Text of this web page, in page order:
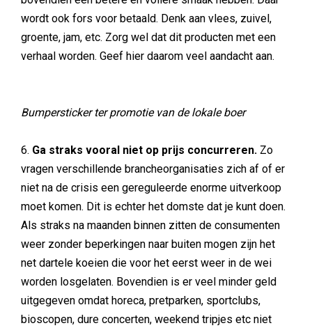
wordt ook fors voor betaald. Denk aan vlees, zuivel,
groente, jam, etc. Zorg wel dat dit producten met een
verhaal worden. Geef hier daarom veel aandacht aan.
Bumpersticker ter promotie van de lokale boer
6. Ga straks vooral niet op prijs concurreren. Zo
vragen verschillende brancheorganisaties zich af of er
niet na de crisis een gereguleerde enorme uitverkoop
moet komen. Dit is echter het domste dat je kunt doen.
Als straks na maanden binnen zitten de consumenten
weer zonder beperkingen naar buiten mogen zijn het
net dartele koeien die voor het eerst weer in de wei
worden losgelaten. Bovendien is er veel minder geld
uitgegeven omdat horeca, pretparken, sportclubs,
bioscopen, dure concerten, weekend tripjes etc niet